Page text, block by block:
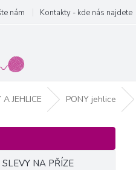
nám Kontakty - kde nás najdete
A JEHLICE PONY jehlice
NA PŘÍZE